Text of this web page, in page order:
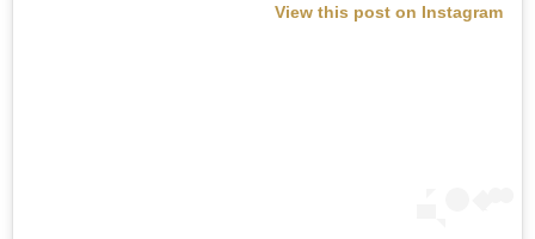
View this post on Instagram